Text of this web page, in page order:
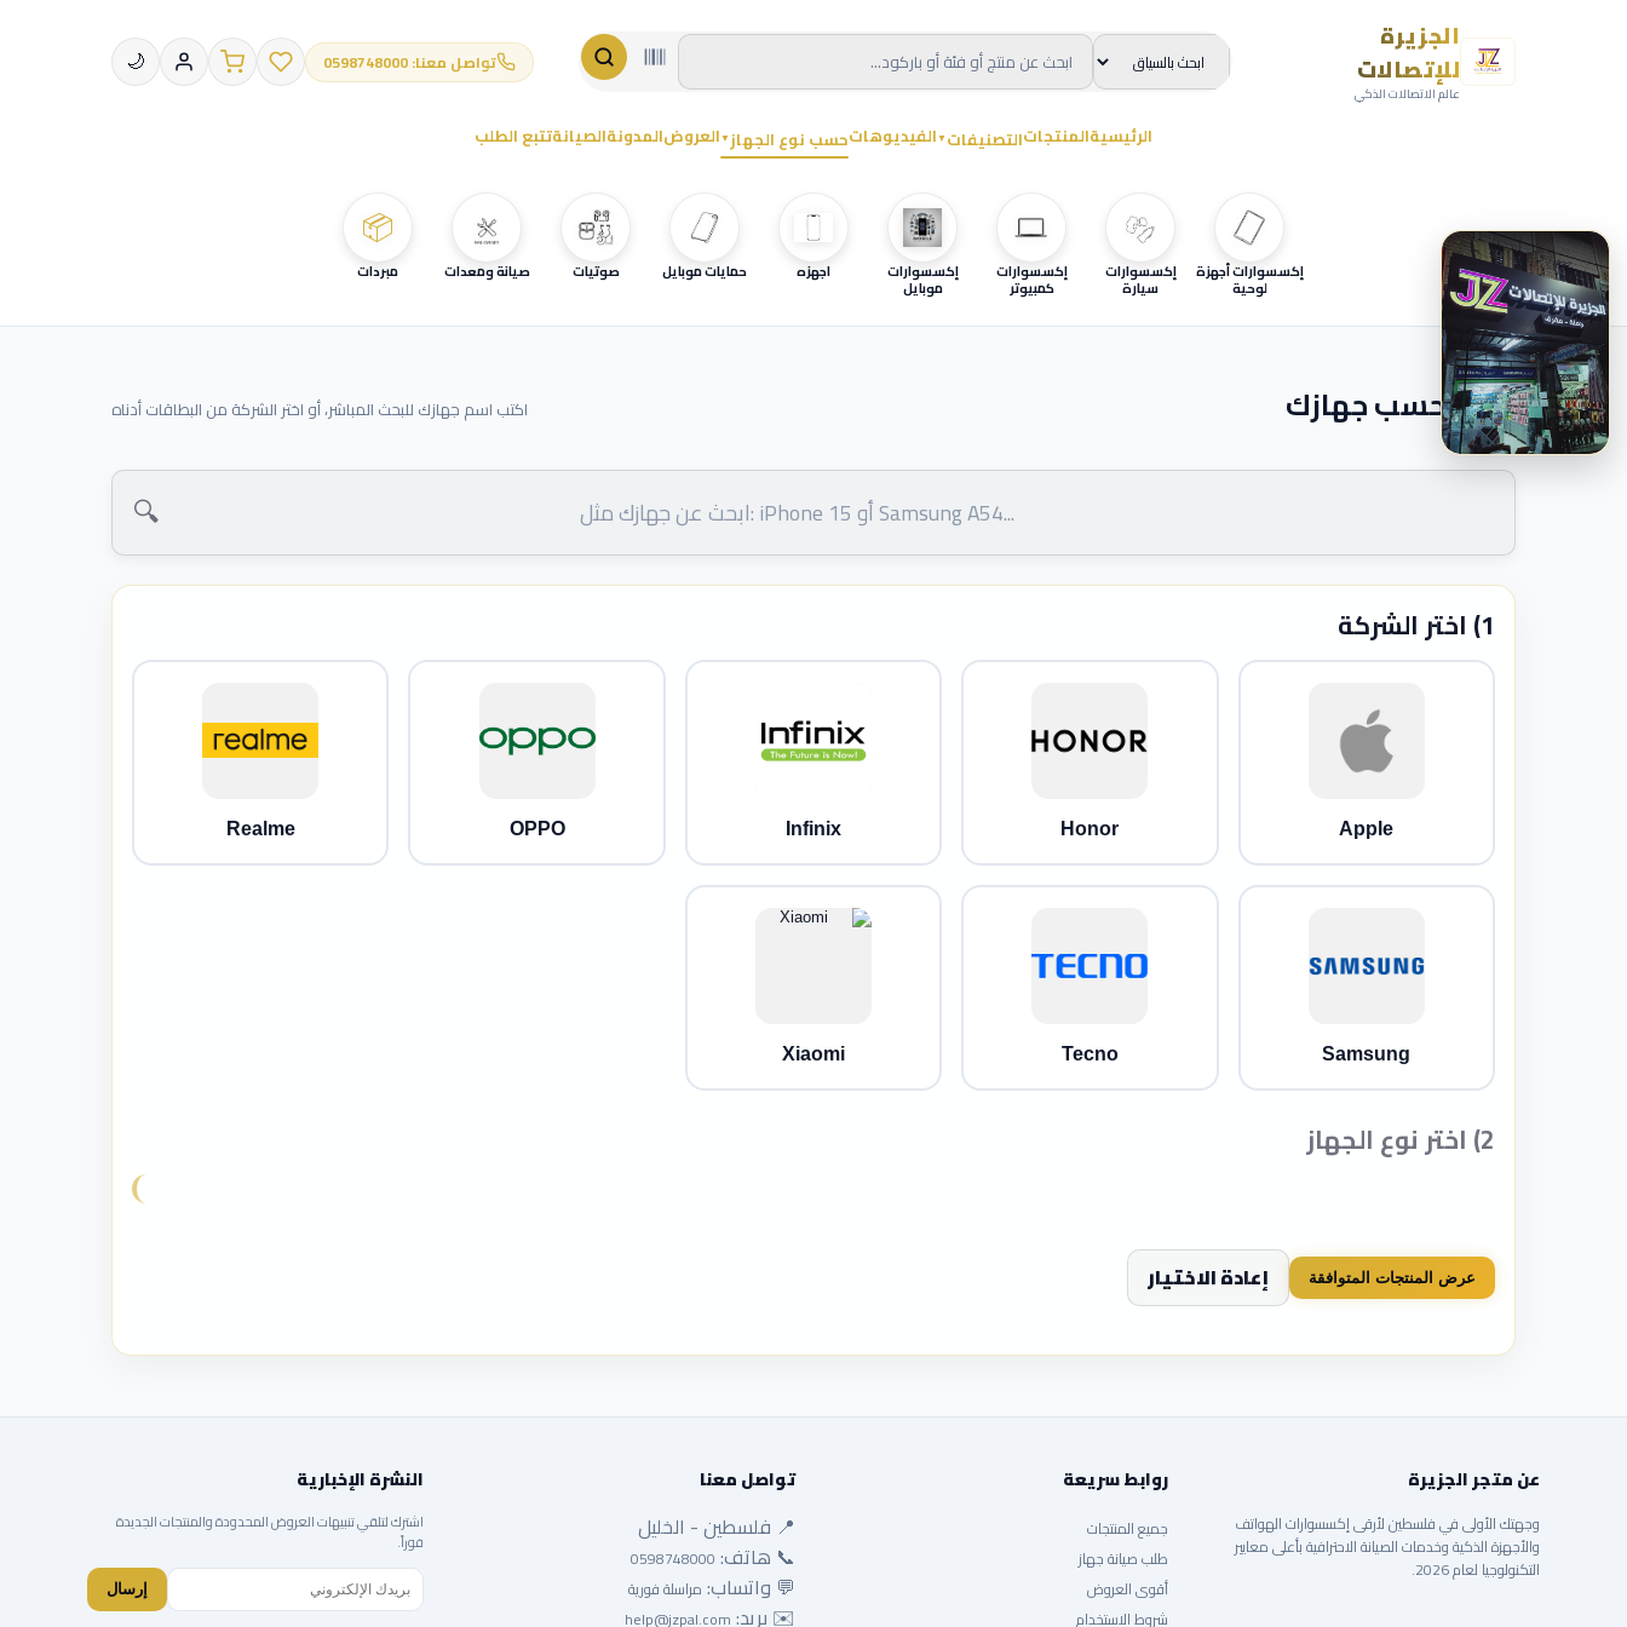
الجزيرة
للإتصالات
عالم الاتصالات الذكي
تواصل معنا: 0598748000 🌙
الرئيسيةالمنتجاتالتصنيفات ▼الفيديوهاتحسب نوع الجهاز ▼العروضالمدونةالصيانةتتبع الطلب
إكسسوارات أجهزة
لوحية
إكسسوارات
سيارة
إكسسوارات
كمبيوتر
إكسسوارات
موبايل
اجهزه حمايات موبايل صوتيات صيانة ومعدات
📦
مبردات
ابحث حسب جهازك اكتب اسم جهازك للبحث المباشر، أو اختر الشركة من البطاقات أدناه
🔍
1) اختر الشركة
Apple
Honor
Infinix
OPPO
Realme
Samsung
Tecno
Xiaomi
2) اختر نوع الجهاز
عرض المنتجات المتوافقة إعادة الاختيار
عن متجر الجزيرة
وجهتك الأولى في فلسطين لأرقى إكسسوارات الهواتف
والأجهزة الذكية وخدمات الصيانة الاحترافية بأعلى معايير
التكنولوجيا لعام 2026.
روابط سريعة
جميع المنتجات
طلب صيانة جهاز
أقوى العروض
شروط الاستخدام
تواصل معنا
📍 فلسطين - الخليل
📞 هاتف: 0598748000
💬 واتساب: مراسلة فورية
✉️ بريد: help@jzpal.com
النشرة الإخبارية
اشترك لتلقي تنبيهات العروض المحدودة والمنتجات الجديدة
فوراً.
إرسال